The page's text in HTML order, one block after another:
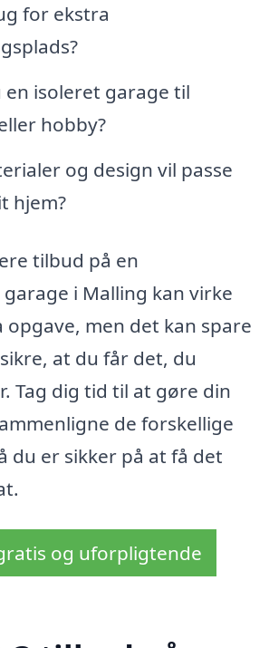
for ekstra
isoleret garage til
hobby?
og design vil passe
hjem?
tilbud på en
i Malling kan virke
opgave, men det kan spare
at du får det, du
Tag dig tid til at gøre din
de forskellige
du er sikker på at få det
og uforpligtende